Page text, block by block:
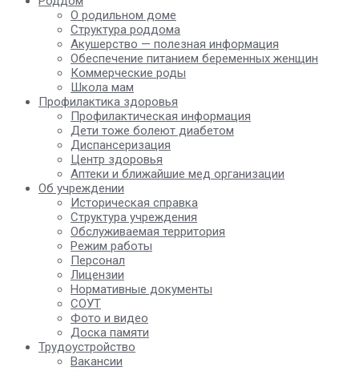
О родильном доме
Структура роддома
Акушерство — полезная информация
Обеспечение питанием беременных женщин
Коммерческие роды
Школа мам
Профилактика здоровья
Профилактическая информация
Дети тоже болеют диабетом
Диспансеризация
Центр здоровья
Аптеки и ближайшие мед организации
Об учреждении
Историческая справка
Структура учреждения
Обслуживаемая территория
Режим работы
Персонал
Лицензии
Нормативные документы
СОУТ
Фото и видео
Доска памяти
Трудоустройство
Вакансии